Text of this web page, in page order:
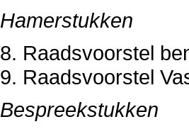
Hamerstukken
8. Raadsvoorstel
9. Raadsvoorstel
Bespreekstukken